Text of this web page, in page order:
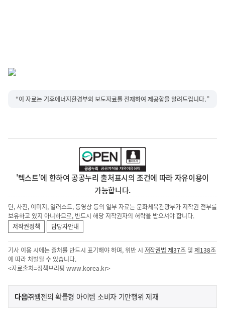
“이 자료는 기후에너지환경부의 보도자료를 전재하여 제공함을 알려드립니다.”
'텍스트'에 한하여 공공누리 출처표시의 조건에 따라 자유이용이
가능합니다.
단, 사진, 이미지, 일러스트, 동영상 등의 일부 자료는 문화체육관광부가 저작권 전부를
보유하고 있지 아니하므로, 반드시 해당 저작권자의 허락을 받으셔야 합니다.
저작권정책
담당자안내
기사 이용 시에는 출처를 반드시 표기해야 하며, 위반 시 저작권법 제37조 및제138조
에 따라 처벌될 수 있습니다.
<자료출처=정책브리핑 www.korea.kr>
이
전
다음기
사
㈜웹젠의 확률형 아이템 소비자 기만행위 제재